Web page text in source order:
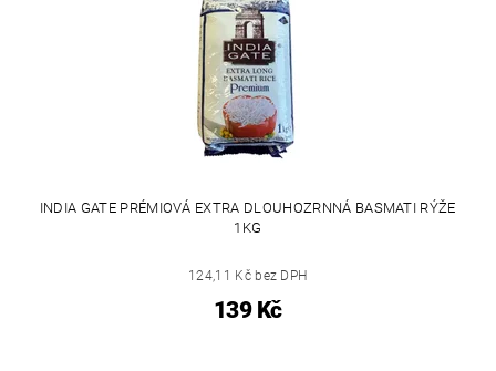
INDIA GATE PRÉMIOVÁ EXTRA DLOUHOZRNNÁ BASMATI RÝŽE
1KG
124,11 Kč bez DPH
139 Kč